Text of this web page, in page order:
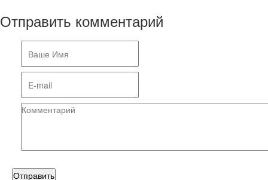
Отправить комментарий